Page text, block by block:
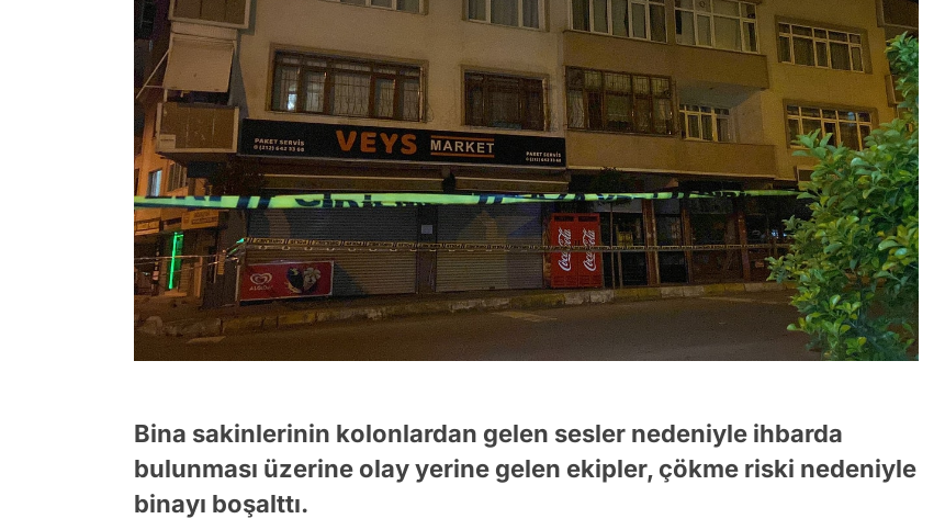
Bina sakinlerinin kolonlardan gelen sesler nedeniyle ihbarda
bulunması üzerine olay yerine gelen ekipler, çökme riski nedeniyle
binayı boşalttı.